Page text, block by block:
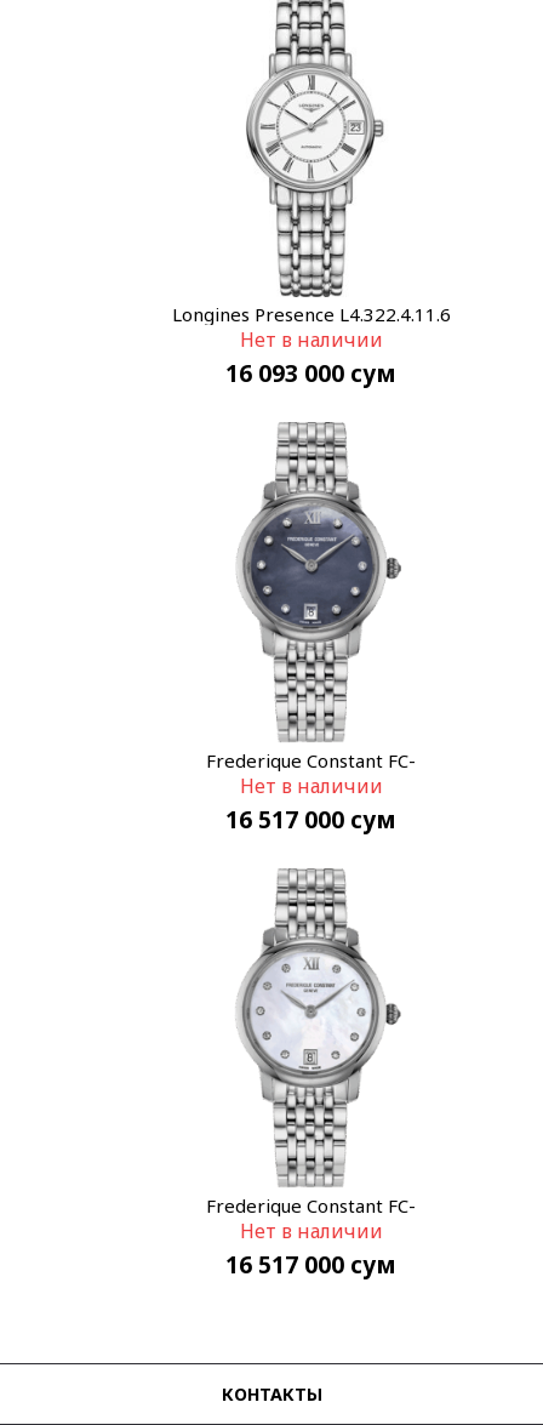
Longines Presence L4.322.4.11.6
Нет в наличии
16 093 000 сум
Frederique Constant FC-
220MPBD1S26B
Нет в наличии
16 517 000 сум
Frederique Constant FC-
220MPWD1S26B
Нет в наличии
16 517 000 сум
КОНТАКТЫ